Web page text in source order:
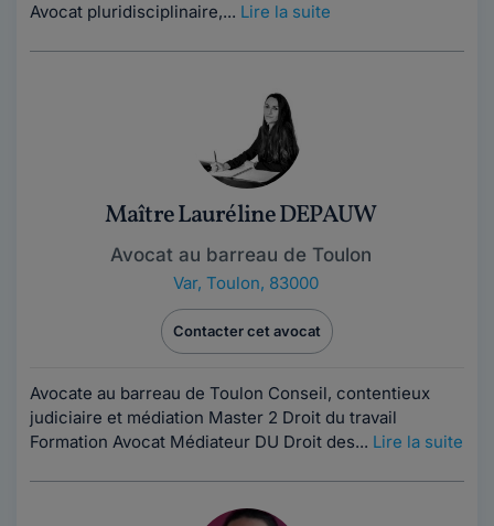
Avocat pluridisciplinaire,... Lire la suite
Maître Lauréline DEPAUW
Avocat au barreau de Toulon
Var, Toulon, 83000
Contacter cet avocat
Avocate au barreau de Toulon Conseil, contentieux
judiciaire et médiation Master 2 Droit du travail
Formation Avocat Médiateur DU Droit des... Lire la suite